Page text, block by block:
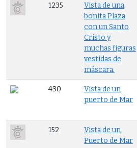
1235
Vista de una
bonita Plaza
con un Santo
Cristo y
muchas figuras
vestidas de
máscara.
430
Vista de un
puerto de Mar
152
Vista de un
Puerto de Mar